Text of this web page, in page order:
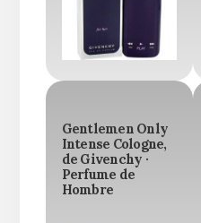
Gentlemen Only
Intense Cologne,
de Givenchy ·
Perfume de
Hombre